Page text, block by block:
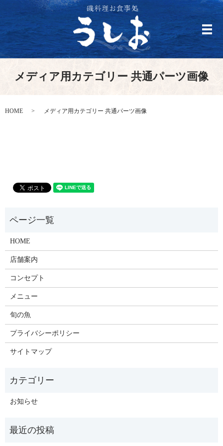
メ
メディア用カテゴリー 共通パーツ画像
HOME メディア用カテゴリー 共通パーツ画像
HOME
店舗案内
コンセプト
メニュー
旬の魚
プライバシーポリシー
サイトマップ
お知らせ